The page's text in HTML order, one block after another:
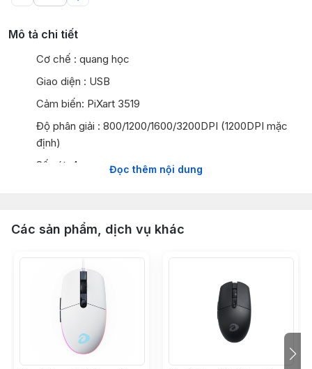
Mô tả chi tiết
Cơ chế : quang học
Giao diện : USB
Cảm biến: PiXart 3519
Độ phân giải : 800/1200/1600/3200DPI (1200DPI mặc
định)
Số nút: 4
cao cấp bền đẹp, cảm giác tốt
đa dụng: Tester, Coder, chơi game,…
Chiều dài dây : 1.6m
Kích thước(LxWxH) : 116x63x37mm
Trọng lượng : 89 (Không cáp), 112g (Có cáp)
Đọc thêm nội dung
Các sản phẩm, dịch vụ khác